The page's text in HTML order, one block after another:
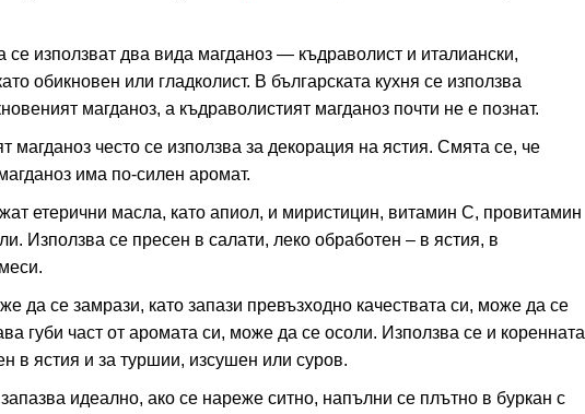
се използват два вида магданоз — къдраволист и италиански,
обикновен или гладколист. В българската кухня се използва
магданоз, а къдраволистият магданоз почти не е познат.
магданоз често се използва за декорация на ястия. Смята се, че
има по-силен аромат.
етерични масла, като апиол, и миристицин, витамин С, провитамин
Използва се пресен в салати, леко обработен – в ястия, в
да се замрази, като запази превъзходно качествата си, може да се
губи част от аромата си, може да се осоли. Използва се и коренната
в ястия и за туршии, изсушен или суров.
идеално, ако се нареже ситно, напълни се плътно в буркан с